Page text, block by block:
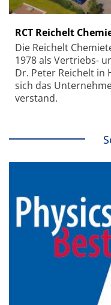
RCT Reichelt
Die Reichelt
1978 als Vertriebs-
Dr. Peter Reichelt in
sich das
verstand.